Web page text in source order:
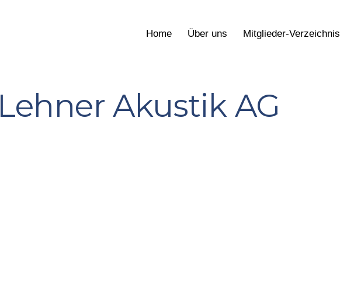
Home Über uns Mitglieder-Verzeichnis
Lehner Akustik AG